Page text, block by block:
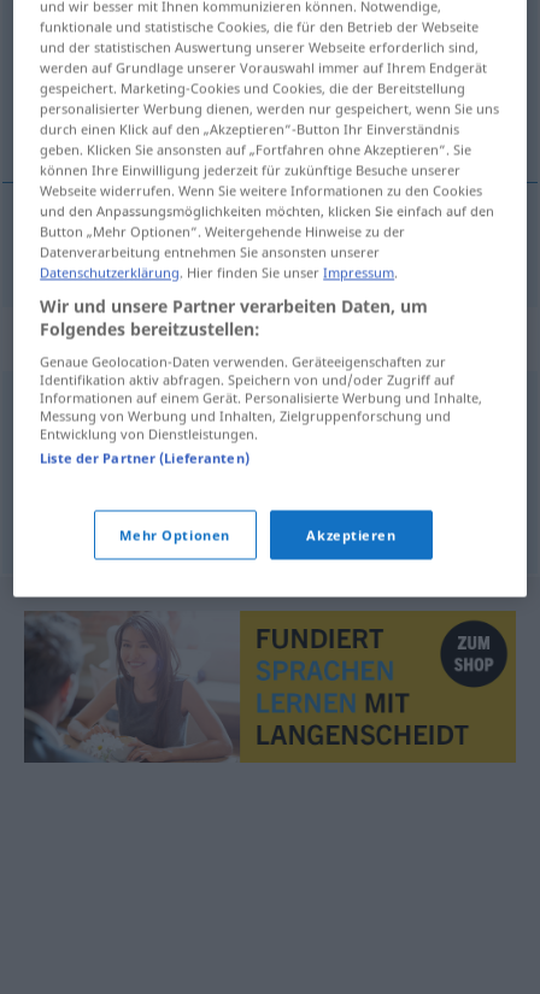
Übersicht aller Übersetzungen
(Für mehr Details die Übersetzung anklicken/antippen)
sredina
sredina Ambiente
Synonyme für "Ambiente"
Umwelt,Milieu,Szene,(soziales) Umfeld
© OpenThesaurus.de
und wir besser mit Ihnen kommunizieren können. Notwendige,
funktionale und statistische Cookies, die für den Betrieb der Webseite
und der statistischen Auswertung unserer Webseite erforderlich sind,
werden auf Grundlage unserer Vorauswahl immer auf Ihrem Endgerät
gespeichert. Marketing-Cookies und Cookies, die der Bereitstellung
personalisierter Werbung dienen, werden nur gespeichert, wenn Sie uns
durch einen Klick auf den „Akzeptieren“-Button Ihr Einverständnis
geben. Klicken Sie ansonsten auf „Fortfahren ohne Akzeptieren“. Sie
können Ihre Einwilligung jederzeit für zukünftige Besuche unserer
Webseite widerrufen. Wenn Sie weitere Informationen zu den Cookies
und den Anpassungsmöglichkeiten möchten, klicken Sie einfach auf den
Button „Mehr Optionen“. Weitergehende Hinweise zu der
Datenverarbeitung entnehmen Sie ansonsten unserer
Datenschutzerklärung. Hier finden Sie unserImpressum.
Wir und unsere Partner verarbeiten Daten, um
Folgendes bereitzustellen:
Genaue Geolocation-Daten verwenden. Geräteeigenschaften zur
Identifikation aktiv abfragen. Speichern von und/oder Zugriff auf
Informationen auf einem Gerät. Personalisierte Werbung und Inhalte,
Messung von Werbung und Inhalten, Zielgruppenforschung und
Entwicklung von Dienstleistungen.
Liste der Partner (Lieferanten)
Mehr Optionen Akzeptieren